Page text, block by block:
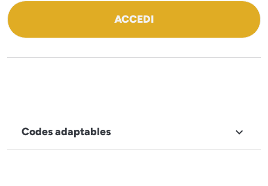
ACCEDI
Codes adaptables 